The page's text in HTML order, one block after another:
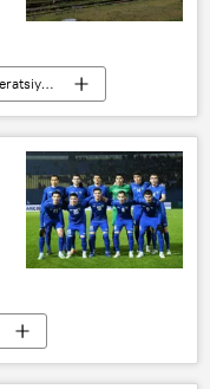
Rossiyaning Donbassdagi maxsus harbiy operatsiyasi
AES